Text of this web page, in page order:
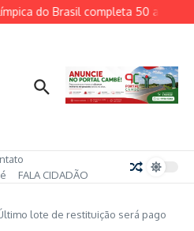
do Brasil completa 50 anos e
FALA CIDADÃO
Último lote de restituição será pago